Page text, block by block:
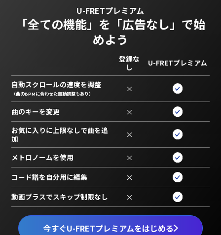
U-FRETプレミアム
「全ての機能」を 「広告なし」で始
めよう
今すぐU-FRETプレミアムをはじめる
登録な
し
U-FRETプレミアム
自動スクロールの速度を調整
（曲のBPMに合わせた自動調整もあり） ×
曲のキーを変更 ×
お気に入りに上限なしで曲を追
加
×
メトロノームを使用 ×
コード譜を自分用に編集 ×
動画プラスでスキップ制限なし ×